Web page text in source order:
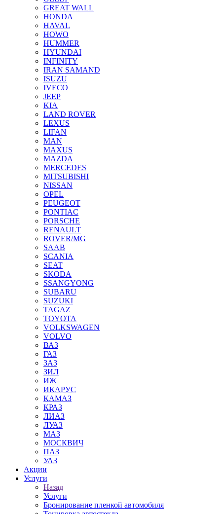
GREAT WALL
HONDA
HAVAL
HOWO
HUMMER
HYUNDAI
INFINITY
IRAN SAMAND
ISUZU
IVECO
JEEP
KIA
LAND ROVER
LEXUS
LIFAN
MAN
MAXUS
MAZDA
MERCEDES
MITSUBISHI
NISSAN
OPEL
PEUGEOT
PONTIAC
PORSCHE
RENAULT
ROVER/MG
SAAB
SCANIA
SEAT
SKODA
SSANGYONG
SUBARU
SUZUKI
TAGAZ
TOYOTA
VOLKSWAGEN
VOLVO
ВАЗ
ГАЗ
ЗАЗ
ЗИЛ
ИЖ
ИКАРУС
КАМАЗ
КРАЗ
ЛИАЗ
ЛУАЗ
МАЗ
МОСКВИЧ
ПАЗ
УАЗ
Акции
Услуги
Назад
Услуги
Бронирование пленкой автомобиля